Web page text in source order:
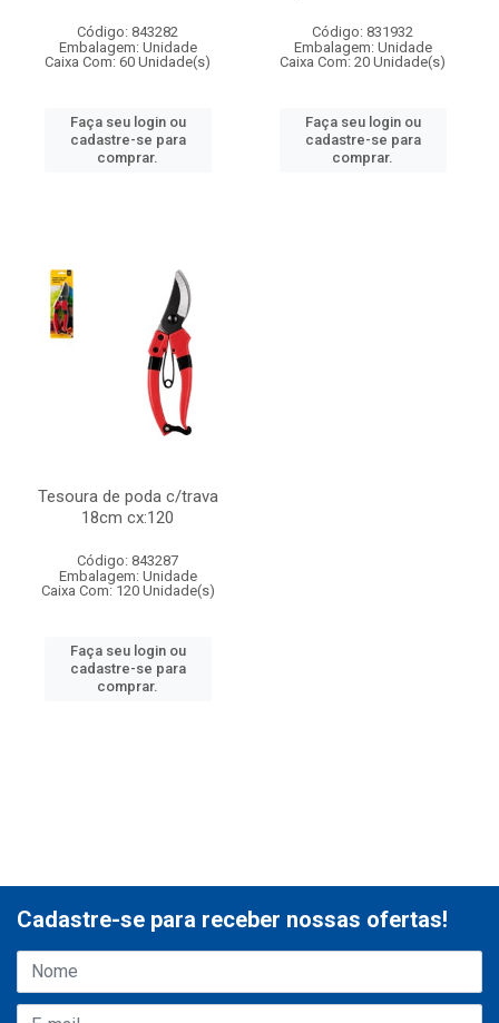
Código: 843282
Embalagem: Unidade
Caixa Com: 60 Unidade(s)
Faça seu login ou
cadastre-se para
comprar.
Código: 831932
Embalagem: Unidade
Caixa Com: 20 Unidade(s)
Faça seu login ou
cadastre-se para
comprar.
Tesoura de poda c/trava
18cm cx:120
Código: 843287
Embalagem: Unidade
Caixa Com: 120 Unidade(s)
Faça seu login ou
cadastre-se para
comprar.
Cadastre-se para receber nossas ofertas!